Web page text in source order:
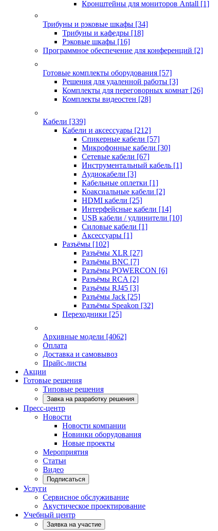
Кронштейны для мониторов Antall [1]
Трибуны и рэковые шкафы [34]
Трибуны и кафедры [18]
Рэковые шкафы [16]
Программное обеспечение для конференций [2]
Готовые комплекты оборудования [57]
Решения для удаленной работы [3]
Комплекты для переговорных комнат [26]
Комплекты видеостен [28]
Кабели [339]
Кабели и аксессуары [212]
Спикерные кабели [57]
Микрофонные кабели [30]
Сетевые кабели [67]
Инструментальный кабель [1]
Аудиокабели [3]
Кабельные оплетки [1]
Коаксиальные кабели [2]
HDMI кабели [25]
Интерфейсные кабели [14]
USB кабели / удлинители [10]
Силовые кабели [1]
Аксессуары [1]
Разъёмы [102]
Разъёмы XLR [27]
Разъёмы BNC [7]
Разъёмы POWERCON [6]
Разъёмы RCA [2]
Разъёмы RJ45 [3]
Разъёмы Jack [25]
Разъёмы Speakon [32]
Переходники [25]
Архивные модели [4062]
Оплата
Доставка и самовывоз
Прайс-листы
Акции
Готовые решения
Типовые решения
Завка на разработку решения
Пресс-центр
Новости
Новости компании
Новинки оборудования
Новые проекты
Мероприятия
Статьи
Видео
Подписаться
Услуги
Сервисное обслуживание
Акустическое проектирование
Учебный центр
Заявка на участие